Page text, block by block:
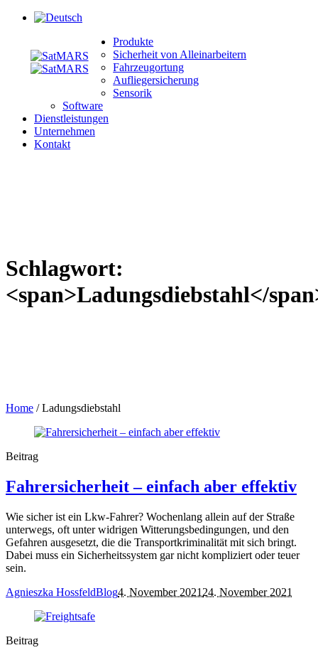
Produkte
Sicherheit von Alleinarbeitern
Fahrzeugortung
Aufliegersicherung
Sensorik
Software
Dienstleistungen
Unternehmen
Kontakt
Schlagwort:
<span>Ladungsdiebstahl</
Home /Ladungsdiebstahl
Beitrag
Fahrersicherheit – einfach aber effektiv
Wie sicher ist ein Lkw-Fahrer? Wochenlang allein auf der Straße
unterwegs, oft unter widrigen Witterungsbedingungen, und den
Gefahren ausgesetzt, die die Transportkriminalität mit sich bringt.
Dabei muss ein Sicherheitssystem gar nicht kompliziert oder teuer
sein.
Agnieszka HossfeldBlog4. November 2021 24. November 2021
Beitrag